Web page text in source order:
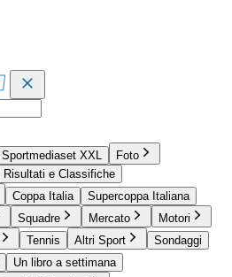
Sportmediaset XXL
Foto
Risultati e Classifiche
Coppa Italia
Supercoppa Italiana
Squadre Mercato
Motori
Tennis Altri Sport
Sondaggi
Un libro a settimana